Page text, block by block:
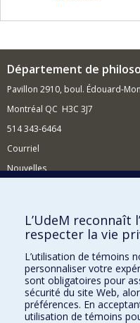
Département de
Pavillon 2910, boul. Édouard-
Montréal QC H3C 3J7
514 343-6464
Courriel
Nouvelles
Comment soutenir le
BESOIN D'AIDE?
Plan du site
Signaler une erreur
Accessibilité
L’UdeM reconnaît
respecter la vie
L’utilisation de témoins
personnaliser votre
sont obligatoires pour
sécurité du site Web,
préférences. En
utilisation de témoins